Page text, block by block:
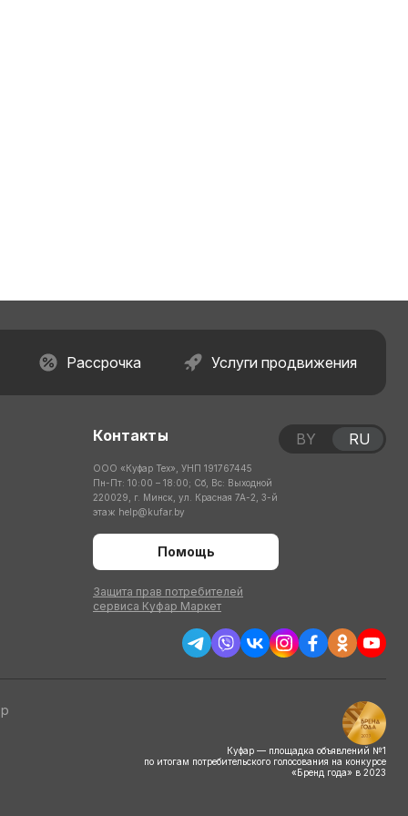
Рассрочка Услуги продвижения
Контакты
ООО «Куфар Тех», УНП 191767445
Пн-Пт: 10:00 – 18:00; Сб, Вс: Выходной
220029, г. Минск, ул. Красная 7А-2, 3-й
этаж help@kufar.by
Помощь
Защита прав потребителей
сервиса Куфар Маркет
BY RU
Куфар — площадка объявлений №1
по итогам потребительского голосования на конкурсе
«Бренд года» в 2023